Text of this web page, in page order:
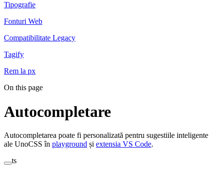
Tipografie
Fonturi Web
Compatibilitate Legacy
Tagify
Rem la px
On this page
Autocompletare
Autocompletarea poate fi personalizată pentru sugestiile inteligente
ale UnoCSS în playground și extensia VS Code.
ts